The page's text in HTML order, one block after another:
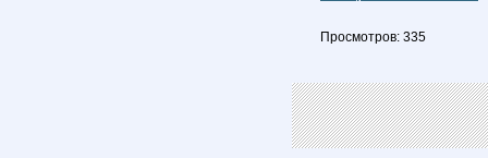
Просмотров: 335